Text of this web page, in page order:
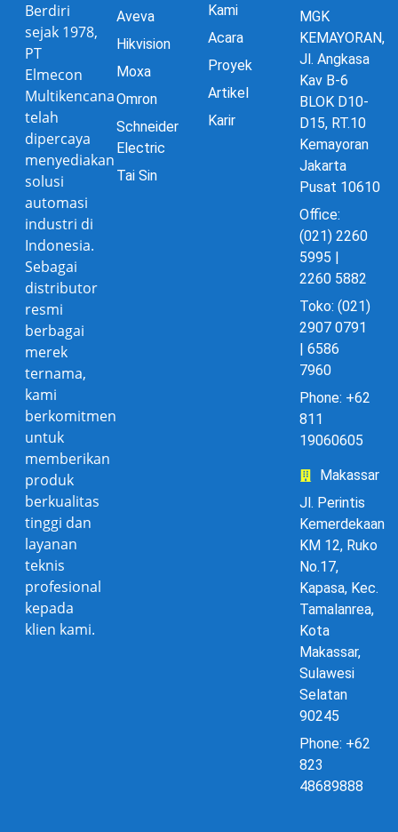
Berdiri
sejak 1978,
PT
Elmecon
Multikencana
telah
dipercaya
menyediakan
solusi
automasi
industri di
Indonesia.
Sebagai
distributor
resmi
berbagai
merek
ternama,
kami
berkomitmen
untuk
memberikan
produk
berkualitas
tinggi dan
layanan
teknis
profesional
kepada
klien kami.
Aveva
Hikvision
Moxa
Omron
Schneider
Electric
Tai Sin
Kami
Acara
Proyek
Artikel
Karir
MGK
KEMAYORAN,
Jl. Angkasa
Kav B-6
BLOK D10-
D15, RT.10
Kemayoran
Jakarta
Pusat 10610
Office:
(021) 2260
5995 |
2260 5882
Toko: (021)
2907 0791
| 6586
7960
Phone: +62
811
19060605
Makassar
Jl. Perintis
Kemerdekaan
KM 12, Ruko
No.17,
Kapasa, Kec.
Tamalanrea,
Kota
Makassar,
Sulawesi
Selatan
90245
Phone: +62
823
48689888